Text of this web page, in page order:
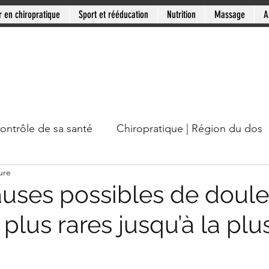
en chiropratique Sport et rééducation Nutrition Massage
de sa santé Chiropratique | Région du dos
Mini-série: Douleur chronique Clinique PSB:
possibles de
rares jusqu’à la